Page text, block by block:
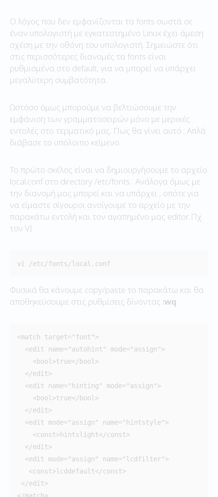
Ο λόγος που δεν εμφανίζονται τα fonts σωστά σε
έναν υπολογιστή με εγκατεστημένο Linux έχει άμεση
σχέση με την οθόνη του υπολογιστή. Σημειώστε ότι
στις περισσότερες διανομές τα fonts είναι
ρυθμισμένα στο default, για να μπορεί να υπάρχει
μεγαλύτερη συμβατότητα.
Ωστόσο όμως μπορούμε να βελτιώσουμε την
εμφάνιση των γραμματοσειρών μόνο με μερικές
εντολές στο τερματικό μας. Πως θα γίνει αυτό ; Απλά
διάβασε το υπόλοιπο κείμενο.
Το πρώτο σκέλος είναι να δημιουργήσουμε το αρχείο
local.conf στο directory /etc/fonts . Ανάλογα όμως με
την διανομή μας μπορεί και να υπάρχει , οπότε για
να είμαστε σίγουροι ανοίγουμε το αρχείο με την
παρακάτω εντολή και τον αγαπημένο μας editor. Πχ
τον VI
vi /etc/fonts/local.conf
Φυσικά θα κάνουμε copy/paste το παρακάτω και θα
αποθηκεύσουμε στις ρυθμίσεις δίνοντας :wq
<match target="font">
  <edit name="autohint" mode="assign">
    <bool>true</bool>
  </edit>
  <edit name="hinting" mode="assign">
    <bool>true</bool>
  </edit>
  <edit mode="assign" name="hintstyle">
    <const>hintslight</const>
  </edit>
  <edit mode="assign" name="lcdfilter">
   <const>lcddefault</const>
</edit>